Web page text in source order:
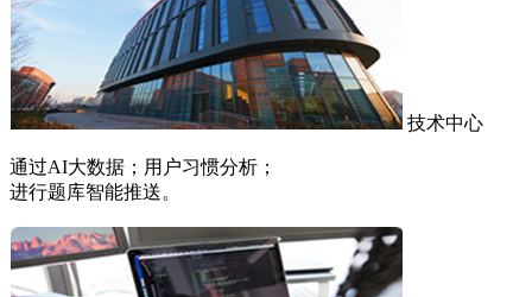
技术中心
通过AI大数据；用户习惯分析；
进行题库智能推送。